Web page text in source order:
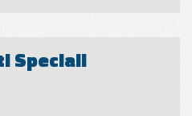
Speciali